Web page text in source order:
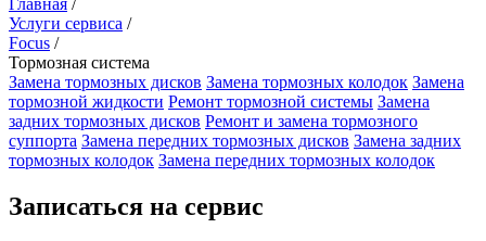
Услуги сервиса /
Focus /
Тормозная система
Замена тормозных дисков Замена тормозных колодок Замена
тормозной жидкости Ремонт тормозной системы Замена
задних тормозных дисков Ремонт и замена тормозного
суппорта Замена передних тормозных дисков Замена задних
тормозных колодок Замена передних тормозных колодок
Записаться на сервис